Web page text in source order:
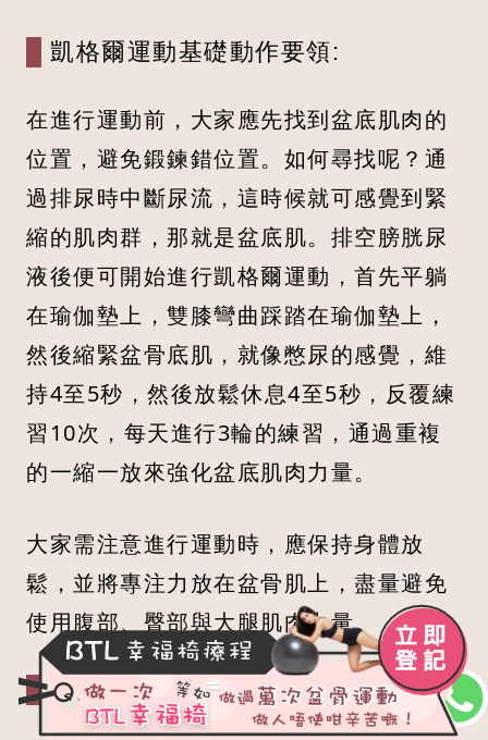
凱格爾運動基礎動作要領:
在進行運動前，大家應先找到盆底肌肉的
位置，避免鍛鍊錯位置。如何尋找呢？通
過排尿時中斷尿流，這時候就可感覺到緊
縮的肌肉群，那就是盆底肌。排空膀胱尿
液後便可開始進行凱格爾運動，首先平躺
在瑜伽墊上，雙膝彎曲踩踏在瑜伽墊上，
然後縮緊盆骨底肌，就像憋尿的感覺，維
持4至5秒，然後放鬆休息4至5秒，反覆練
習10次，每天進行3輪的練習，通過重複
的一縮一放來強化盆底肌肉力量。
大家需注意進行運動時，應保持身體放
鬆，並將專注力放在盆骨肌上，盡量避免
使用腹部、臀部與大腿肌肉力量。
其餘盆底肌肉運動